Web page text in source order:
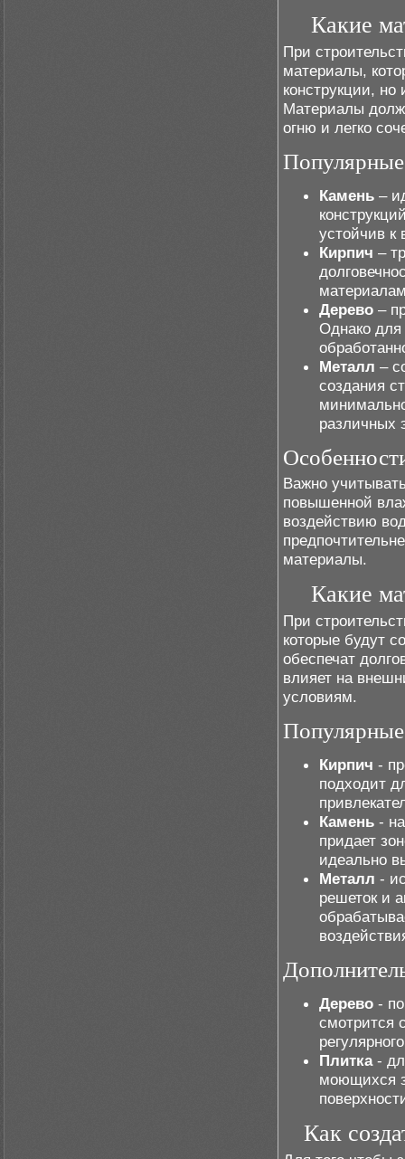
Какие
При
материалы,
конструкции,
Материалы
огню и легко
Популярные
Камень –
устойчив к
Кирпич –
Дерево –
Однако для
Металл –
создания
различных
Важно
повышенной
воздействию
материалы.
Какие
При
которые будут
обеспечат
влияет на
условиям.
Популярные
Кирпич -
подходит
Камень -
придает
идеально
Металл -
решеток и
Дерево -
смотрится
Плитка-
моющихся
Как